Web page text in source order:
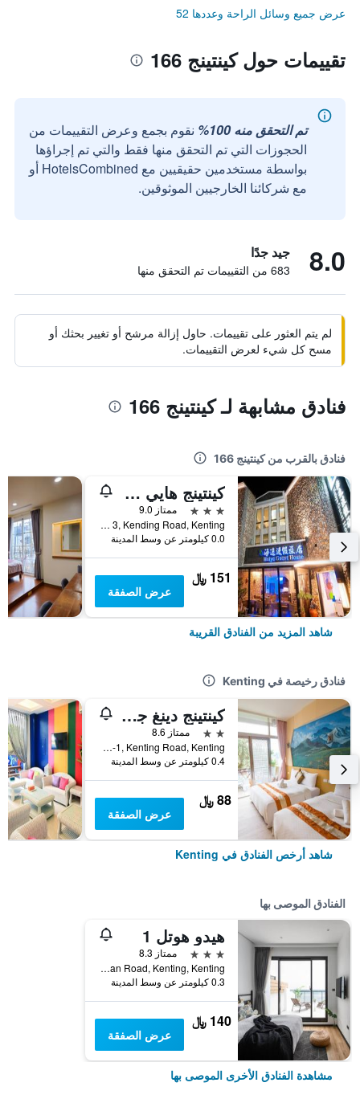
عرض جميع وسائل الراحة وعددها 52
تقييمات حول كينتينج 166
تم التحقق منه 100%
نقوم بجمع وعرض التقييمات من
الحجوزات التي تم التحقق منها فقط والتي تم إجراؤها
بواسطة مستخدمين حقيقيين مع HotelsCombined أو
مع شركائنا الخارجيين الموثوقين.
8.0 جيد جدًا
683 من التقييمات تم التحقق منها
لم يتم العثور على تقييمات. حاول إزالة مرشح أو تغيير بحثك أو
مسح كل شيء لعرض التقييمات.
فنادق مشابهة لـ كينتينج 166
فنادق بالقرب من كينتينج 166
كينتينج هايي جيست هاوس
3 نجوم
ممتاز 9.0
No. 3, Kending Road, Kenting, تايوان
0.0 كيلومتر عن وسط المدينة
151 ﷼
عرض الصفقة
شاهد المزيد من الفنادق القريبة
فنادق رخيصة في Kenting
كينتينج دينغ جيا هوتل
2 نجمتين
ممتاز 8.6
No. 80-1, Kenting Road, Kenting, تايوان
0.4 كيلومتر عن وسط المدينة
88 ﷼
عرض الصفقة
شاهد أرخص الفنادق في Kenting
الفنادق الموصى بها
هيدو هوتل 1
3 نجوم
ممتاز 8.3
No.132-1, Dawan Road, Kenting, Kenting, تايوان
0.3 كيلومتر عن وسط المدينة
140 ﷼
عرض الصفقة
مشاهدة الفنادق الأخرى الموصى بها